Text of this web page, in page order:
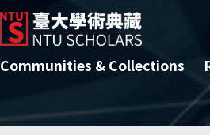
Communities & Collections